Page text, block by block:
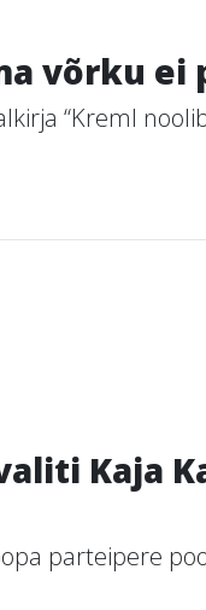
võrku ei
“Kreml
Kaja
parteipere